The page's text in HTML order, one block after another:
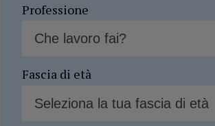
Professione
Fascia di età